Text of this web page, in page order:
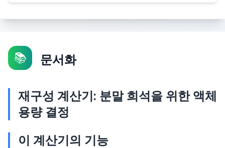
📚 문서화
재구성 계산기: 분말 희석을 위한 액체
용량 결정
이 계산기의 기능